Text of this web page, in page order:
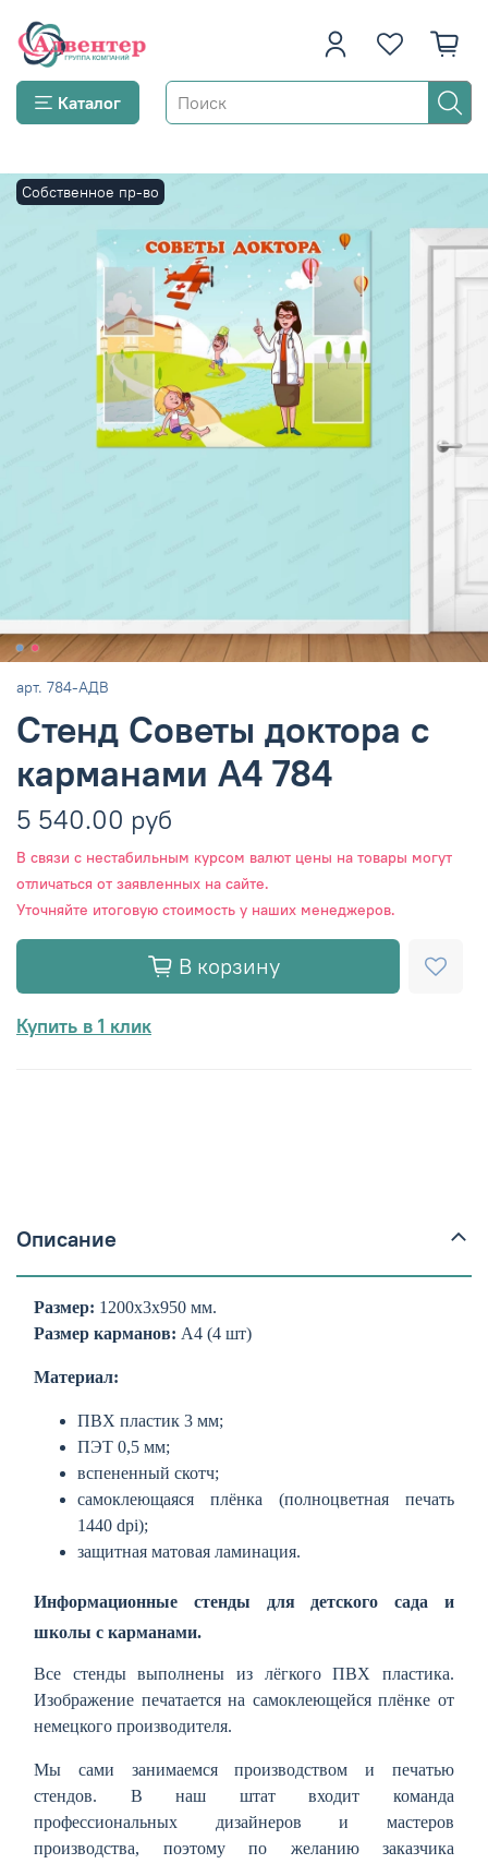
Каталог
Собственное пр-во
арт. 784-АДВ
Стенд Советы доктора с
карманами А4 784
5 540.00 руб
В связи с нестабильным курсом валют цены на товары могут
отличаться от заявленных на сайте.
Уточняйте итоговую стоимость у наших менеджеров.
В корзину
Купить в 1 клик
Описание
Размер: 1200х3х950 мм.
Размер карманов: А4 (4 шт)
Материал:
ПВХ пластик 3 мм;
ПЭТ 0,5 мм;
вспененный скотч;
самоклеющаяся плёнка (полноцветная печать
1440 dpi);
защитная матовая ламинация.
Информационные стенды для детского сада и
школы с карманами.
Все стенды выполнены из лёгкого ПВХ пластика.
Изображение печатается на самоклеющейся плёнке от
немецкого производителя.
Мы сами занимаемся производством и печатью
стендов. В наш штат входит команда
профессиональных дизайнеров и мастеров
производства, поэтому по желанию заказчика